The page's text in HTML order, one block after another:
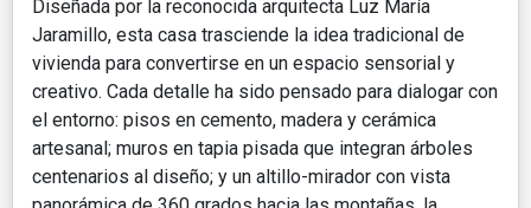
Diseñada por la reconocida arquitecta Luz María
Jaramillo, esta casa trasciende la idea tradicional de
vivienda para convertirse en un espacio sensorial y
creativo. Cada detalle ha sido pensado para dialogar con
el entorno: pisos en cemento, madera y cerámica
artesanal; muros en tapia pisada que integran árboles
centenarios al diseño; y un altillo-mirador con vista